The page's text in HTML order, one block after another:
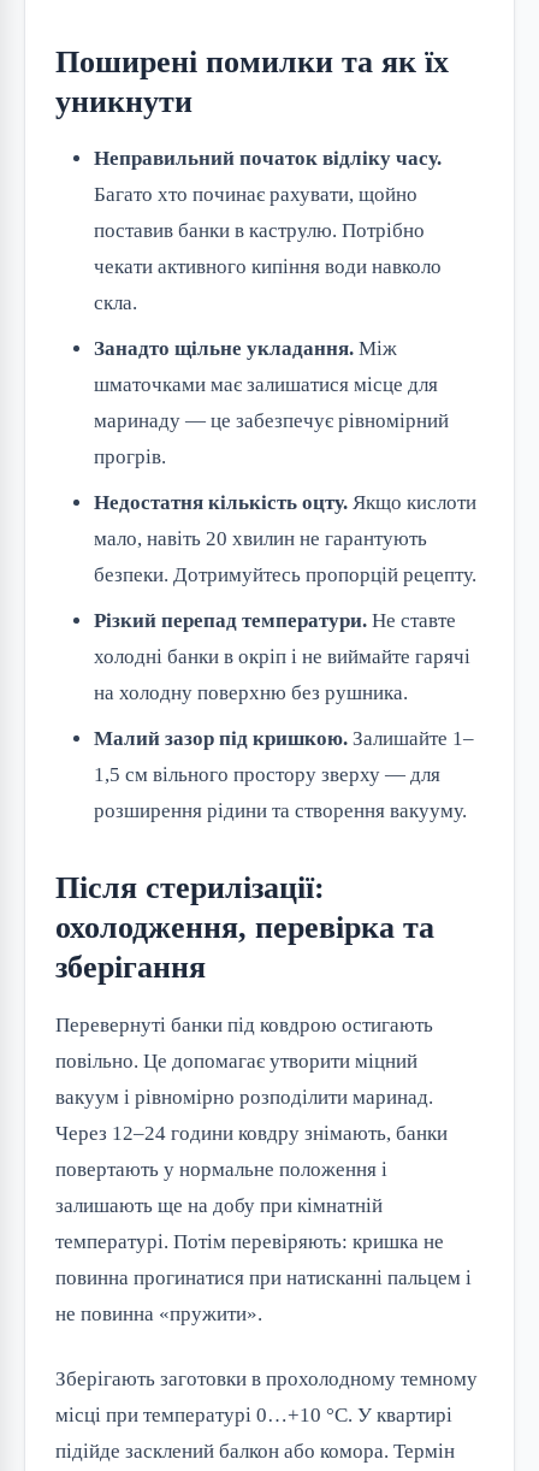
Поширені помилки та як їх
уникнути
Неправильний початок відліку часу.
Багато хто починає рахувати, щойно
поставив банки в каструлю. Потрібно
чекати активного кипіння води навколо
скла.
Занадто щільне укладання. Між
шматочками має залишатися місце для
маринаду — це забезпечує рівномірний
прогрів.
Недостатня кількість оцту. Якщо кислоти
мало, навіть 20 хвилин не гарантують
безпеки. Дотримуйтесь пропорцій рецепту.
Різкий перепад температури. Не ставте
холодні банки в окріп і не виймайте гарячі
на холодну поверхню без рушника.
Малий зазор під кришкою. Залишайте 1–
1,5 см вільного простору зверху — для
розширення рідини та створення вакууму.
Після стерилізації:
охолодження, перевірка та
зберігання
Перевернуті банки під ковдрою остигають
повільно. Це допомагає утворити міцний
вакуум і рівномірно розподілити маринад.
Через 12–24 години ковдру знімають, банки
повертають у нормальне положення і
залишають ще на добу при кімнатній
температурі. Потім перевіряють: кришка не
повинна прогинатися при натисканні пальцем і
не повинна «пружити».
Зберігають заготовки в прохолодному темному
місці при температурі 0…+10 °C. У квартирі
підійде засклений балкон або комора. Термін